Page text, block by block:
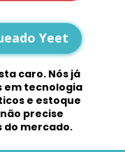
caro. Nós já
em tecnologia
e estoque
precise
do mercado.
Yeet